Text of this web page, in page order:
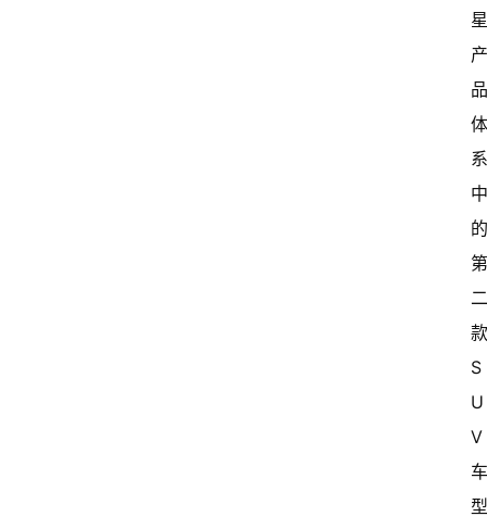
S
U
V